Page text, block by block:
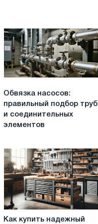
Обвязка
правильный
подбор
соединительных
элементов
Обвязка насосов:
правильный подбор труб
и соединительных
элементов
Как
Как купить надежный